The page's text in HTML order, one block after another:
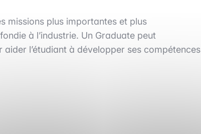
missions plus importantes et plus
à l’industrie. Un Graduate peut
l’étudiant à développer ses compétences